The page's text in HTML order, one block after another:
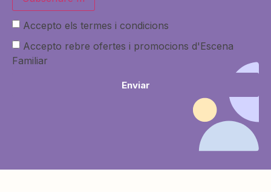
Accepto els termes i condicions
Accepto rebre ofertes i promocions d'Escena
Familiar
Enviar